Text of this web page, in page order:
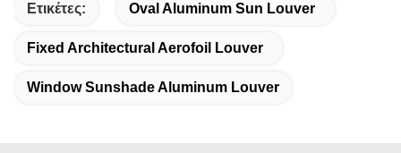
Ετικέτες: Oval Aluminum Sun Louver
Fixed Architectural Aerofoil Louver
Window Sunshade Aluminum Louver